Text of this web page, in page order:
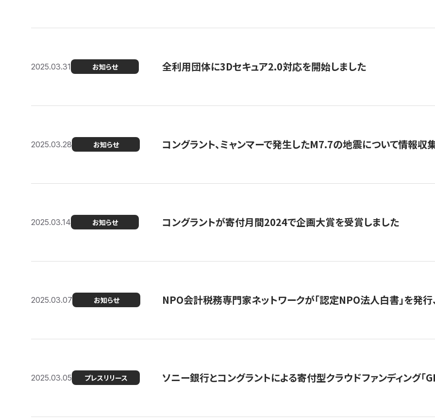
2025.03.31 お知らせ 全利用団体に3Dセキュア2.0対応を開始しました
2025.03.28 お知らせ コングラント、ミャンマーで発生したM7.7の地震について情報収
2025.03.14 お知らせ コングラントが寄付月間2024で企画大賞を受賞しました
2025.03.07 お知らせ NPO会計税務専門家ネットワークが「認定NPO法人白書」を発
2025.03.05 プレスリリース ソニー銀行とコングラントによる寄付型クラウドファンディング